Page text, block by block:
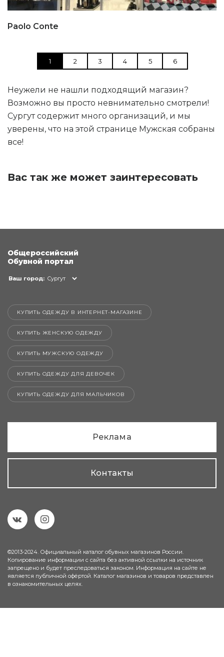
Paolo Conte
1 2 3 4 5 6
Неужели не нашли подходящий магазин?
Возможно вы просто невнимательно смотрели!
Сургут содержит много организаций, и мы
уверены, что на этой странице Мужская собраны
все!
Вас так же может заинтересовать
Общероссийский
Обувной портал
Ваш город: Сургут
КУПИТЬ ОДЕЖДУ В ИНТЕРНЕТ-МАГАЗИНЕ
КУПИТЬ ЖЕНСКУЮ ОДЕЖДУ
КУПИТЬ МУЖСКУЮ ОДЕЖДУ
КУПИТЬ ОДЕЖДУ ДЛЯ ДЕВОЧЕК
КУПИТЬ ОДЕЖДУ ДЛЯ МАЛЬЧИКОВ
Реклама
Контакты
©2013-2024. Официальный каталог обувных магазинов России.
Копирование информации с сайта без активной ссылки на источник
запрещено и будет преследоваться законом. Информация на сайте не
является публичной офёртой. Каталог магазинов и товаров представлен
в ознакомительных целях.